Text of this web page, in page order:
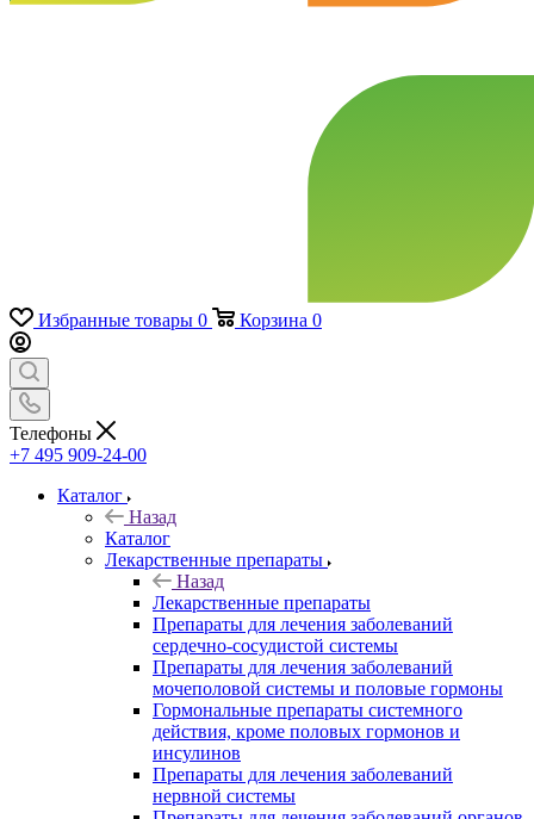
Избранные товары 0 Корзина 0
Телефоны
+7 495 909-24-00
Каталог
Назад
Каталог
Лекарственные препараты
Назад
Лекарственные препараты
Препараты для лечения заболеваний
сердечно-сосудистой системы
Препараты для лечения заболеваний
мочеполовой системы и половые гормоны
Гормональные препараты системного
действия, кроме половых гормонов и
инсулинов
Препараты для лечения заболеваний
нервной системы